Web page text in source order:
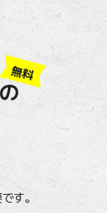
無料
す。